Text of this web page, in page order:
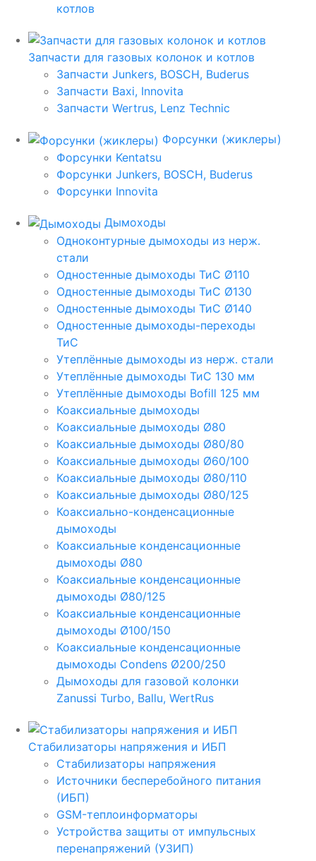
котлов
Запчасти для газовых колонок и котлов
Запчасти Junkers, BOSCH, Buderus
Запчасти Baxi, Innovita
Запчасти Wertrus, Lenz Technic
Форсунки (жиклеры)
Форсунки Kentatsu
Форсунки Junkers, BOSCH, Buderus
Форсунки Innovita
Дымоходы
Одноконтурные дымоходы из нерж.
стали
Одностенные дымоходы ТиС Ø110
Одностенные дымоходы ТиС Ø130
Одностенные дымоходы ТиС Ø140
Одностенные дымоходы-переходы
ТиС
Утеплённые дымоходы из нерж. стали
Утеплённые дымоходы ТиС 130 мм
Утеплённые дымоходы Bofill 125 мм
Коаксиальные дымоходы
Коаксиальные дымоходы Ø80
Коаксиальные дымоходы Ø80/80
Коаксиальные дымоходы Ø60/100
Коаксиальные дымоходы Ø80/110
Коаксиальные дымоходы Ø80/125
Коаксиально-конденсационные
дымоходы
Коаксиальные конденсационные
дымоходы Ø80
Коаксиальные конденсационные
дымоходы Ø80/125
Коаксиальные конденсационные
дымоходы Ø100/150
Коаксиальные конденсационные
дымоходы Condens Ø200/250
Дымоходы для газовой колонки
Zanussi Turbo, Ballu, WertRus
Стабилизаторы напряжения и ИБП
Стабилизаторы напряжения
Источники бесперебойного питания
(ИБП)
GSM-теплоинформаторы
Устройства защиты от импульсных
перенапряжений (УЗИП)